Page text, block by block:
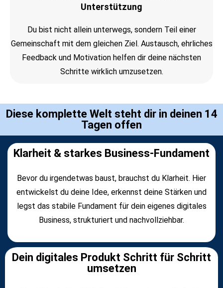
Unterstützung
Du bist nicht allein unterwegs, sondern Teil einer
Gemeinschaft mit dem gleichen Ziel. Austausch, ehrliches
Feedback und Motivation helfen dir deine nächsten
Schritte wirklich umzusetzen.
Diese komplette Welt steht dir in deinen 14
Tagen offen
Klarheit & starkes Business-Fundament
Bevor du irgendetwas baust, brauchst du Klarheit. Hier
entwickelst du deine Idee, erkennst deine Stärken und
legst das stabile Fundament für dein eigenes digitales
Business, strukturiert und nachvollziehbar.
Dein digitales Produkt Schritt für Schritt
umsetzen